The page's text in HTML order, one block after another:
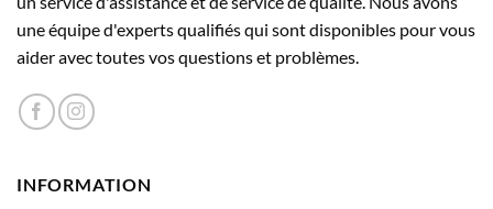
de volume:top
une équipe d'experts qualifiés qui sont disponibles pour vous
aider avec toutes vos questions et problèmes.
INFORMATION